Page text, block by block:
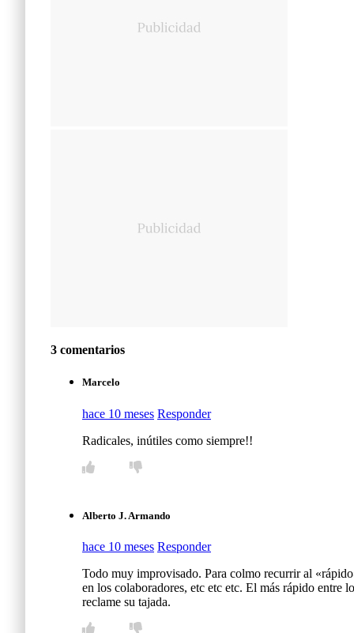
3 comentarios
Marcelo
hace 10 meses Responder
Radicales, inútiles como siempre!!
Alberto J. Armando
hace 10 meses Responder
Todo muy improvisado. Para colmo recurrir al
en los colaboradores, etc etc etc. El más rápido entre
reclame su tajada.